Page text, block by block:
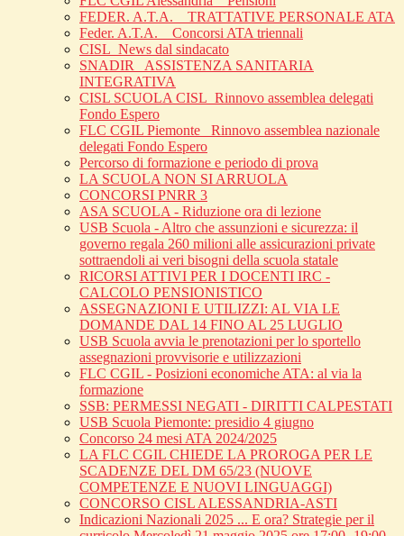
FEDER. A.T.A. _ TRATTATIVE PERSONALE ATA
Feder. A.T.A. _ Concorsi ATA triennali
CISL_News dal sindacato
SNADIR_ ASSISTENZA SANITARIA
INTEGRATIVA
CISL SCUOLA CISL_Rinnovo assemblea delegati
Fondo Espero
FLC CGIL Piemonte _Rinnovo assemblea nazionale
delegati Fondo Espero
Percorso di formazione e periodo di prova
LA SCUOLA NON SI ARRUOLA
CONCORSI PNRR 3
ASA SCUOLA - Riduzione ora di lezione
USB Scuola - Altro che assunzioni e sicurezza: il
governo regala 260 milioni alle assicurazioni private
sottraendoli ai veri bisogni della scuola statale
RICORSI ATTIVI PER I DOCENTI IRC -
CALCOLO PENSIONISTICO
ASSEGNAZIONI E UTILIZZI: AL VIA LE
DOMANDE DAL 14 FINO AL 25 LUGLIO
USB Scuola avvia le prenotazioni per lo sportello
assegnazioni provvisorie e utilizzazioni
FLC CGIL - Posizioni economiche ATA: al via la
formazione
SSB: PERMESSI NEGATI - DIRITTI CALPESTATI
USB Scuola Piemonte: presidio 4 giugno
Concorso 24 mesi ATA 2024/2025
LA FLC CGIL CHIEDE LA PROROGA PER LE
SCADENZE DEL DM 65/23 (NUOVE
COMPETENZE E NUOVI LINGUAGGI)
CONCORSO CISL ALESSANDRIA-ASTI
Indicazioni Nazionali 2025 ... E ora? Strategie per il